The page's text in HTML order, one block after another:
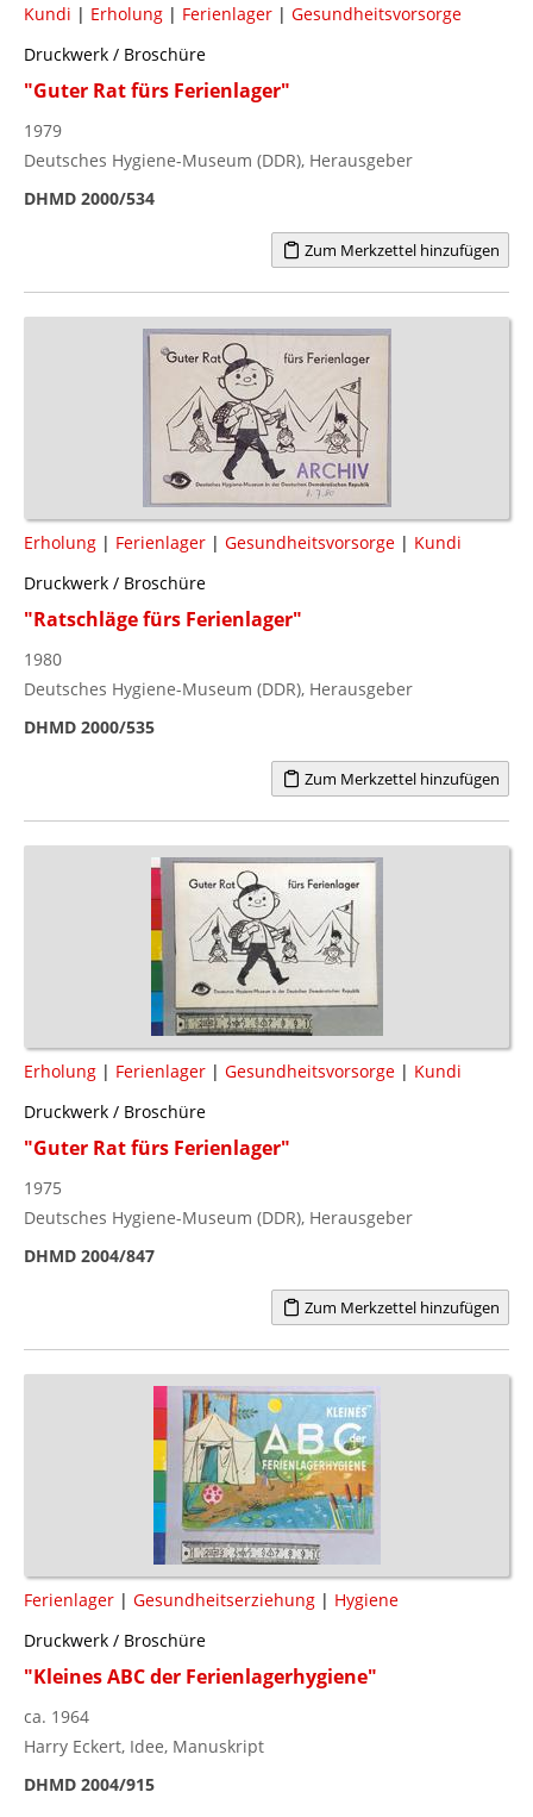
Kundi | Erholung | Ferienlager | Gesundheitsvorsorge
Druckwerk / Broschüre
"Guter Rat fürs Ferienlager"
1979
Deutsches Hygiene-Museum (DDR), Herausgeber
DHMD 2000/534
Zum Merkzettel hinzufügen
Erholung | Ferienlager | Gesundheitsvorsorge | Kundi
Druckwerk / Broschüre
"Ratschläge fürs Ferienlager"
1980
Deutsches Hygiene-Museum (DDR), Herausgeber
DHMD 2000/535
Zum Merkzettel hinzufügen
Erholung | Ferienlager | Gesundheitsvorsorge | Kundi
Druckwerk / Broschüre
"Guter Rat fürs Ferienlager"
1975
Deutsches Hygiene-Museum (DDR), Herausgeber
DHMD 2004/847
Zum Merkzettel hinzufügen
Ferienlager | Gesundheitserziehung | Hygiene
Druckwerk / Broschüre
"Kleines ABC der Ferienlagerhygiene"
ca. 1964
Harry Eckert, Idee, Manuskript
DHMD 2004/915